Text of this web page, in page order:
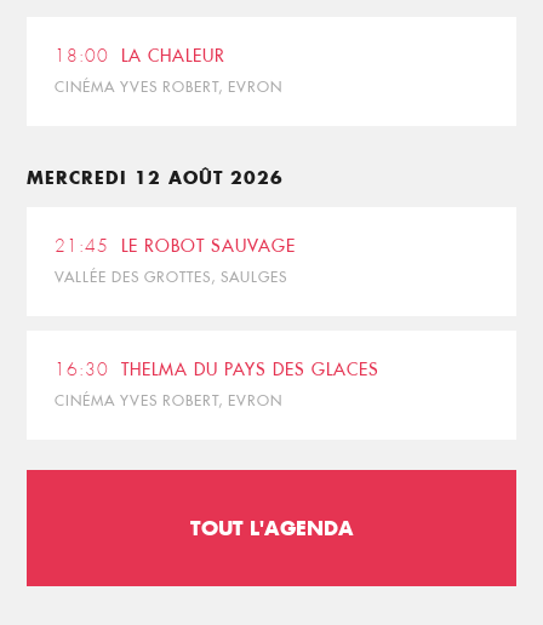
18:00 LA CHALEUR
CINÉMA YVES ROBERT, EVRON
MERCREDI 12 AOÛT 2026
21:45 LE ROBOT SAUVAGE
VALLÉE DES GROTTES, SAULGES
16:30 THELMA DU PAYS DES GLACES
CINÉMA YVES ROBERT, EVRON
TOUT L'AGENDA